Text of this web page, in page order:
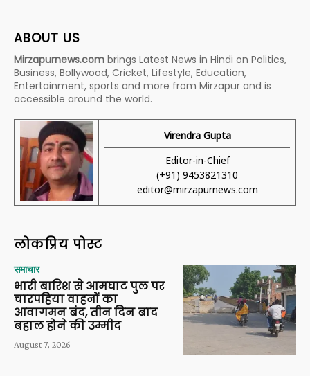
ABOUT US
Mirzapurnews.com brings Latest News in Hindi on Politics,
Business, Bollywood, Cricket, Lifestyle, Education,
Entertainment, sports and more from Mirzapur and is
accessible around the world.
Virendra Gupta
Editor-in-Chief
(+91) 9453821310
editor@mirzapurnews.com
लोकप्रिय पोस्ट
समाचार
भारी बारिश से आमघाट पुल पर
चारपहिया वाहनों का
आवागमन बंद, तीन दिन बाद
बहाल होने की उम्मीद
August 7, 2026